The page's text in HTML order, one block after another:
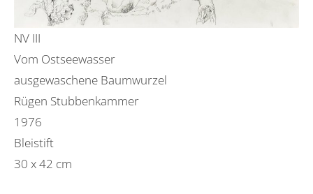
NV III
Vom Ostseewasser
ausgewaschene Baumwurzel
Rügen Stubbenkammer
1976
Bleistift
30 x 42 cm